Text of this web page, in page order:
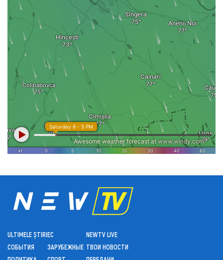
ULTIMELE ȘTIRI
СОБЫТИЯ
ЕС
ЗАРУБЕЖНЫЕ
NEWTV LIVE
ТВОИ НОВОСТИ